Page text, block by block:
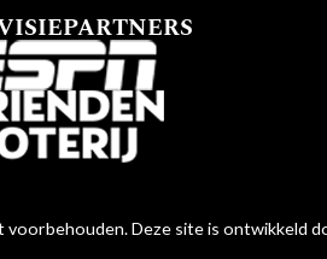
Deze site is ontwikkeld